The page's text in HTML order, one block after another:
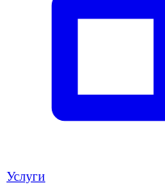
Услуги